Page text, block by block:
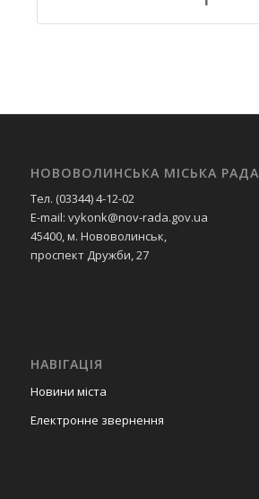
НОВОВОЛИНСЬКА МІСЬКА РАДА
Тел. (03344) 4-12-02
E-mail: vykonk@nov-rada.gov.ua
45400, м. Нововолинськ,
проспект Дружби, 27
НАВІГАЦІЯ
Новини міста
Електронне звернення